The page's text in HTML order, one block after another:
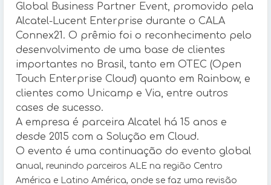
Global Business Partner Event, promovido pela
Alcatel-Lucent Enterprise durante o CALA
Connex21. O prêmio foi o reconhecimento pelo
desenvolvimento de uma base de clientes
importantes no Brasil, tanto em OTEC (Open
Touch Enterprise Cloud) quanto em Rainbow, e
clientes como Unicamp e Via, entre outros
cases de sucesso.
A empresa é parceira Alcatel há 15 anos e
desde 2015 com a Solução em Cloud.
O evento é uma continuação do evento global
anual, reunindo parceiros ALE na região Centro
América e Latino América, onde se faz uma revisão